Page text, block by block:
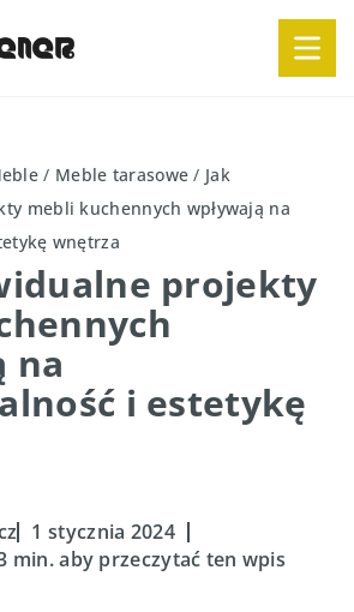
/ Meble tarasowe / Jak
mebli kuchennych wpływają na
wnętrza
projekty
na
i estetykę
1 stycznia 2024
min. aby przeczytać ten wpis